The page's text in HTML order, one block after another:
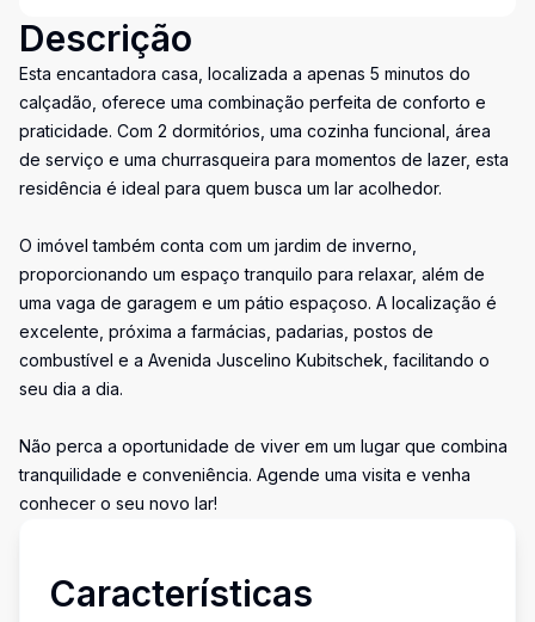
Descrição
Esta encantadora casa, localizada a apenas 5 minutos do
calçadão, oferece uma combinação perfeita de conforto e
praticidade. Com 2 dormitórios, uma cozinha funcional, área
de serviço e uma churrasqueira para momentos de lazer, esta
residência é ideal para quem busca um lar acolhedor.
O imóvel também conta com um jardim de inverno,
proporcionando um espaço tranquilo para relaxar, além de
uma vaga de garagem e um pátio espaçoso. A localização é
excelente, próxima a farmácias, padarias, postos de
combustível e a Avenida Juscelino Kubitschek, facilitando o
seu dia a dia.
Não perca a oportunidade de viver em um lugar que combina
tranquilidade e conveniência. Agende uma visita e venha
conhecer o seu novo lar!
Características